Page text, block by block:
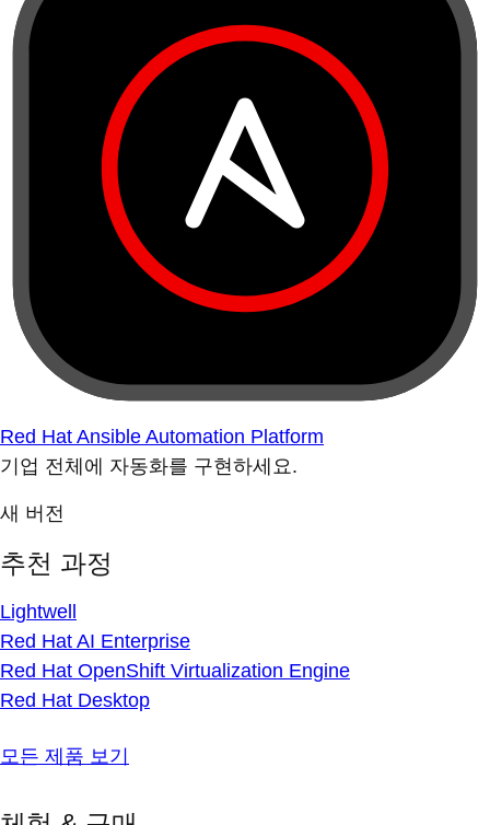
Red Hat Ansible Automation Platform
기업 전체에 자동화를 구현하세요.
새 버전
추천 과정
Lightwell
Red Hat AI Enterprise
Red Hat OpenShift Virtualization Engine
Red Hat Desktop
모든 제품 보기